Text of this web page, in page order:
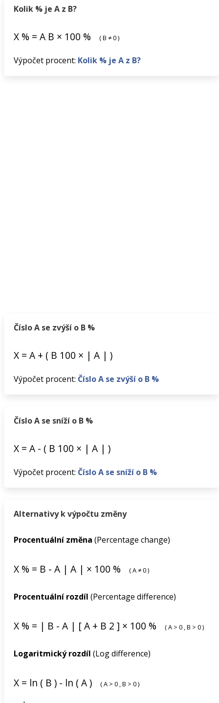
Kolik % je A z B?
X % = A B × 100 % (B ≠0)
Výpočet procent: Kolik % je A z B?
Číslo A se zvýší o B %
X = A + ( B 100 × | A | )
Výpočet procent: Číslo A se zvýší o B %
Číslo A se sníží o B %
X = A - ( B 100 × | A | )
Výpočet procent: Číslo A se sníží o B %
Alternativy k výpočtu změny
Procentuální změna (Percentage change)
X % = B - A | A | × 100 % (A ≠0)
Procentuální rozdíl (Percentage difference)
X % = | B - A | [A + B 2 ] × 100 % (A > 0 ,B > 0)
Logaritmický rozdíl (Log difference)
X = ln ( B ) - ln ( A) (A > 0 ,B > 0)